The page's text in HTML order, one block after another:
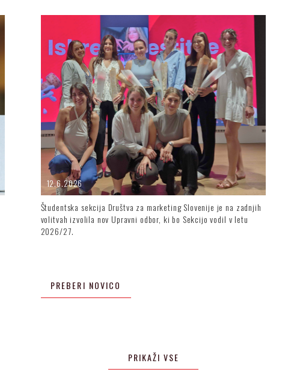
12.6.2026
Študentska sekcija Društva za marketing Slovenije je na zadnjih
volitvah izvolila nov Upravni odbor, ki bo Sekcijo vodil v letu
2026/27.
PREBERI NOVICO
PRIKAŽI VSE